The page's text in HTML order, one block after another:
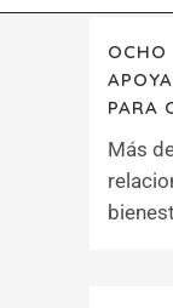
OCHO
PARA
Más